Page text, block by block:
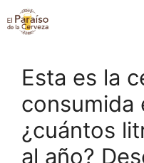
Saltar
al
Esta es la
consumida
¿cuántos
al año?